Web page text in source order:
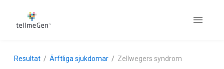
Resultat Ärftliga sjukdomar Zellwegers syndrom